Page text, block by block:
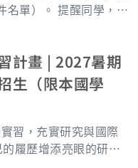
一PDF檔案，以電子郵
信件主旨請註明「應
名]」，其餘應徵方
。
書（請至本校人事室
載）。 其他有利
定（多益分數達700分
證明）、認證或相關
說明。若想要了解要
合政府環保政策，與會
。現場不發放紙杯、杯
發燒或呼吸道症狀不適
forms/d/e/1F
viewform 👉🏻教
：https://www.faceb
報：學
，亦應主動回報學校
「落地接待」等邀
，避免協助陸方宣
、軍或具政治性的機
名單）。 提醒同學，本
代表同學已取得本校
向合作學校推薦，並
果；後續仍須依各合作
審查結果辦理相關事
前回覆是否接受／
7/
Google表單，回覆是
計畫 | 2027暑期
生（限本國學
習，充實研究與國際
履歷增添亮眼的研究